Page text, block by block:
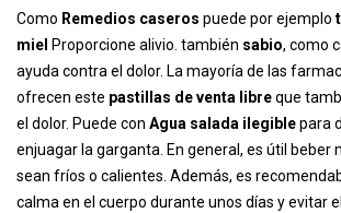
Como Remedios caseros puede por ejemplo
miel Proporcione alivio. también sabio, como
ayuda contra el dolor. La mayoría de las
ofrecen este pastillas de venta libreque
el dolor. Puede con Agua salada ilegiblepara
enjuagar la garganta. En general, es útil beber
sean fríos o calientes. Además, es
calma en el cuerpo durante unos días y evitar